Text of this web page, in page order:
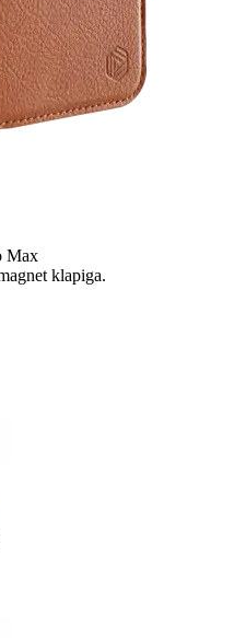
Max
klapiga.